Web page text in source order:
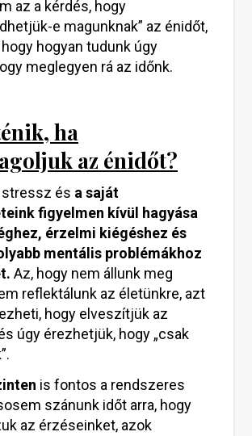
az a kérdés, hogy
e magunknak” az énidőt,
hogyan tudunk úgy
meglegyen rá az időnk.
ha
az énidőt?
stressz és a saját
figyelmen kívül hagyása
érzelmi kiégéshez és
mentális problémákhoz
Az, hogy nem állunk meg
reflektálunk az életünkre, azt
hogy elveszítjük az
úgy érezhetjük, hogy „csak
is fontos a rendszeres
szánunk időt arra, hogy
az érzéseinket, azok